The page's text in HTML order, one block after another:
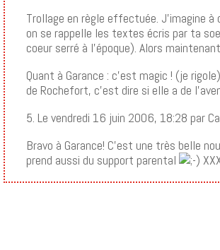
Trollage en règle effectuée. J’imagine
on se rappelle les textes écris par ta
coeur serré à l’époque). Alors
Quant à Garance : c’est magic ! (je
de Rochefort, c’est dire si elle a de
5. Le vendredi 16 juin 2006, 18:28 par
Bravo à Garance! C’est une très belle
prend aussi du support parental